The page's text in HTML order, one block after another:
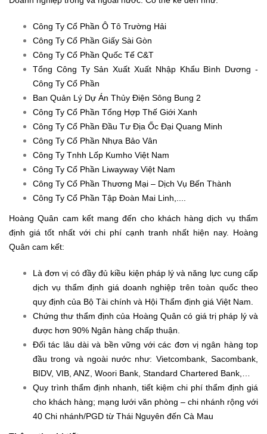
Công Ty Cổ Phần Ô Tô Trường Hải
Công Ty Cổ Phần Giấy Sài Gòn
Công Ty Cổ Phần Quốc Tế C&T
Tổng Công Ty Sản Xuất Xuất Nhập Khẩu Bình Dương -
Công Ty Cổ Phần
Ban Quản Lý Dự Án Thủy Điện Sông Bung 2
Công Ty Cổ Phần Tổng Hợp Thế Giới Xanh
Công Ty Cổ Phần Đầu Tư Địa Ốc Đại Quang Minh
Công Ty Cổ Phần Nhựa Bảo Vân
Công Ty Tnhh Lốp Kumho Việt Nam
Công Ty Cổ Phần Liwayway Việt Nam
Công Ty Cổ Phần Thương Mại – Dịch Vụ Bến Thành
Công Ty Cổ Phần Tập Đoàn Mai Linh,....
Hoàng Quân cam kết mang đến cho khách hàng dịch vụ thẩm
định giá tốt nhất với chi phí cạnh tranh nhất hiện nay. Hoàng
Quân cam kết:
Là đơn vị có đầy đủ kiều kiện pháp lý và năng lực cung cấp
dịch vụ thẩm định giá doanh nghiệp trên toàn quốc theo
quy định của Bộ Tài chính và Hội Thẩm định giá Việt Nam.
Chứng thư thẩm định của Hoàng Quân có giá trị pháp lý và
được hơn 90% Ngân hàng chấp thuận.
Đối tác lâu dài và bền vững với các đơn vị ngân hàng top
đầu trong và ngoài nước như: Vietcombank, Sacombank,
BIDV, VIB, ANZ, Woori Bank, Standard Chartered Bank,…
Quy trình thẩm định nhanh, tiết kiệm chi phí thẩm định giá
cho khách hàng; mạng lưới văn phòng – chi nhánh rộng với
40 Chi nhánh/PGD từ Thái Nguyên đến Cà Mau